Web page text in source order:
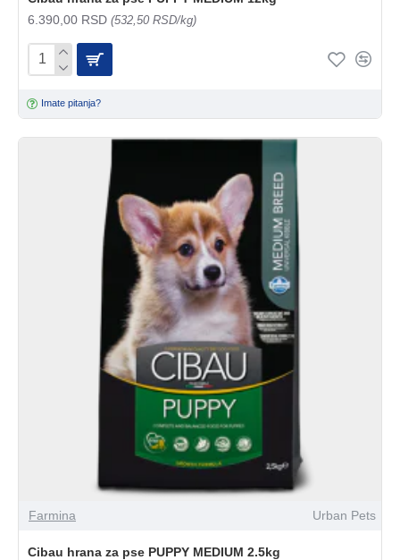
6.390,00 RSD (532,50 RSD/kg)
Imate pitanja?
Farmina Urban Pets
Cibau hrana za pse PUPPY MEDIUM 2.5kg